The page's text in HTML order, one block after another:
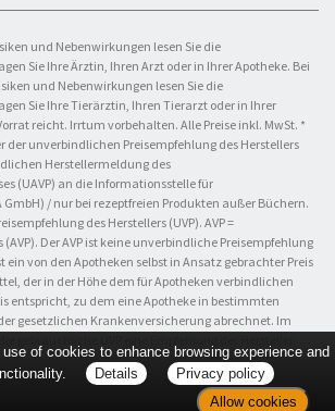
und Nebenwirkungen lesen Sie die
Sie Ihre Ärztin, Ihren Arzt oder in Ihrer Apotheke. Bei
und Nebenwirkungen lesen Sie die
Sie Ihre Tierärztin, Ihren Tierarzt oder in Ihrer
reicht. Irrtum vorbehalten. Alle Preise inkl. MwSt. *
der unverbindlichen Preisempfehlung des Herstellers
Herstellermeldung des
(UAVP) an die Informationsstelle für
/ nur bei rezeptfreien Produkten außer Büchern.
des Herstellers (UVP). AVP =
Der AVP ist keine unverbindliche Preisempfehlung
ein von den Apotheken selbst in Ansatz gebrachter Preis
der in der Höhe dem für Apotheken verbindlichen
entspricht, zu dem eine Apotheke in bestimmten
gesetzlichen Krankenversicherung abrechnet. Im
of cookies to enhance browsing experience and
Details
Privacy policy
Allow cookies